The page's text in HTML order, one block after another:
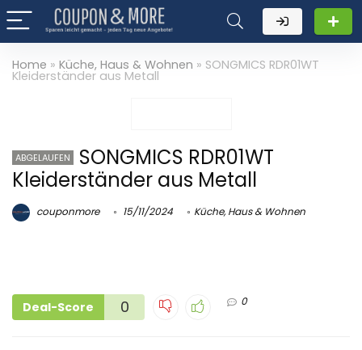
Home » Küche, Haus & Wohnen » SONGMICS RDR01WT
Kleiderständer aus Metall
ABGELAUFEN
SONGMICS RDR01WT
Kleiderständer aus Metall
couponmore 15/11/2024 Küche, Haus & Wohnen
Deal-Score 0 0